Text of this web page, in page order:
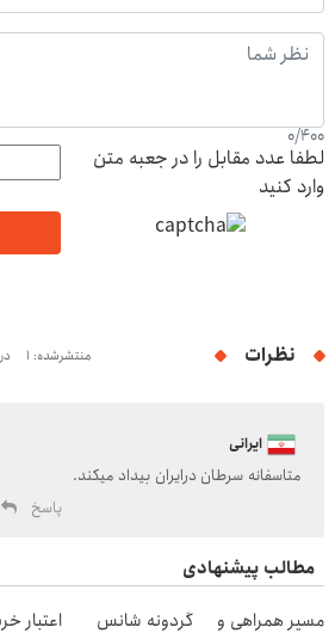
0/400
لطفا عدد مقابل را در جعبه متن
وارد کنید
نظرات منتشرشده: 1
ایرانی
متاسفانه سرطان درایران بیداد میکند.
پاسخ
مطالب پیشنهادی
مسیر همراهی و
گردونه شانس اعتبار